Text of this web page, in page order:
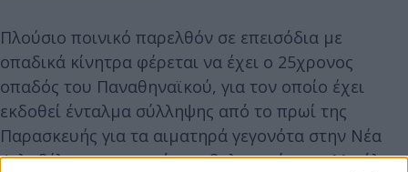
Πλούσιο ποινικό παρελθόν σε επεισόδια με
οπαδικά κίνητρα φέρεται να έχει ο 25χρονος
οπαδός του Παναθηναϊκού, για τον οποίο έχει
εκδοθεί ένταλμα σύλληψης από το πρωί της
Παρασκευής για τα αιματηρά γεγονότα στην Νέα
Φιλαδέλφεια με την άγρια δολοφονία του Μιχάλη